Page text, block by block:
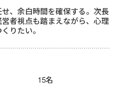
、余白時間を確保する。次長
者視点も踏まえながら、心理
りたい。
5月 15名